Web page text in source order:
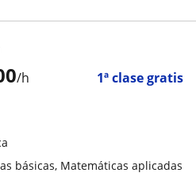
/h 1ª clase gratis
básicas, Matemáticas aplicadas